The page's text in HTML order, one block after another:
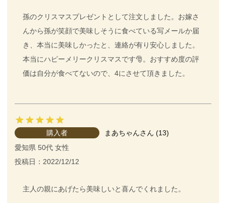
孫のクリスマスプレゼントとして注文しました。お嫁さ
んから孫が笑顔で美味しそうに食べている写メールか届
き、本当に美味しかったと、連絡が有り安心しました。
本当にハピーメリークリスマスです🎅。おすすめ度の評
価は自分が食べてないので、4にさせて頂きました。
まあちゃん 13
購入者
愛知県 50代 女性
投稿日
2022/12/12
主人の親にあげたら美味しいと喜んでくれました。